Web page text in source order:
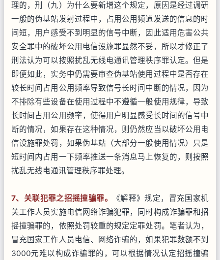
理的，刑（九）为什么要新增这个规定，原因是经过调研
一般的伪基站发射过程中，占用公用频道发送的信息的时
间短，用户感受不到明显的信号中断，因此适用危害公共
安全罪中的破坏公用电信设施罪显然不妥，所以才修正了
刑法认为可以按照扰乱无线电通讯管理秩序罪认定。但是
即便如此，实务中仍需要审查伪基站使用过程中是否存在
较长时间占用公用频率导致信号长时间中断的情况，因为
不排除有些设备在使用过程中不遵循一般使用规律，导致
长时间占用公用频率，使得用户明显感受长时间的信号中
断的情况，如果存在这种情况，则仍然应当以破坏公用电
信设施罪处罚，如果伪基站（大部分一般使用情况）只是
短时间内占用一下频率推送一条消息马上恢复的，则按照
扰乱无线电通讯管理秩序罪处理。
7、关联犯罪之招摇撞骗罪。
《解释》规定，冒充国家机
关工作人员实施电信网络诈骗犯罪，同时构成诈骗罪和招
摇撞骗罪的，依照处罚较重的规定定罪处罚。笔者认为，
冒充国家工作人员电信、网络诈骗的，如果犯罪数额不到
3000元难以构成诈骗罪的，可以根据情况认定招摇撞骗